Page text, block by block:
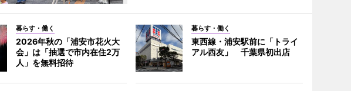
暮らす・働く
2026年秋の「浦安市花火大
会」は「抽選で市内在住2万
人」を無料招待
暮らす・働く
東西線・浦安駅前に「トライ
アル西友」 千葉県初出店